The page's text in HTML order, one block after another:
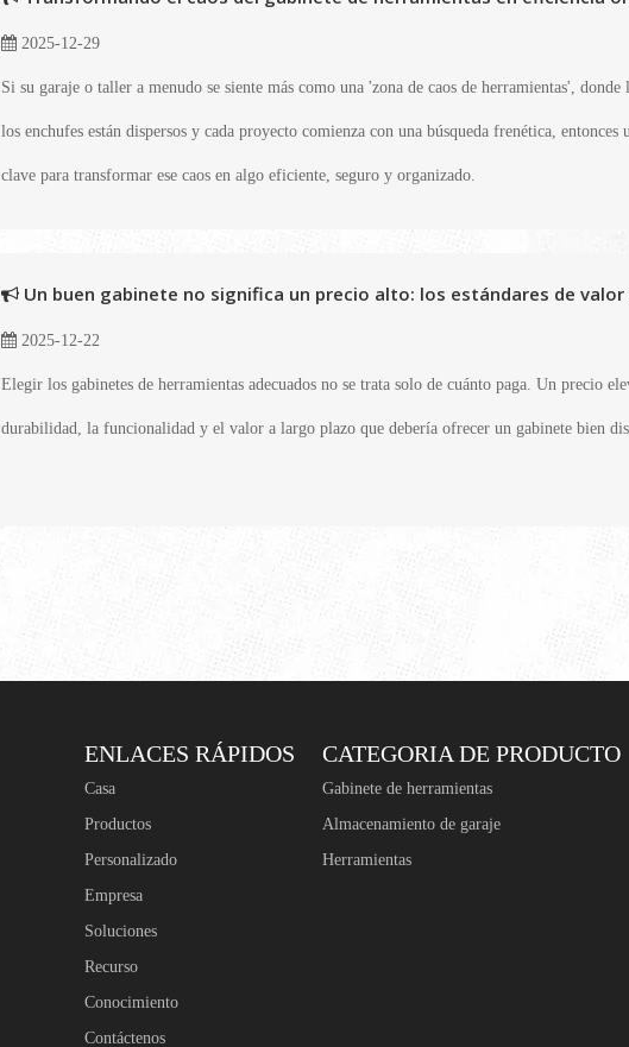
2025-12-29
Si su garaje o taller a menudo se siente más como una 'zona de caos de herramientas',
los enchufes están dispersos y cada proyecto comienza con una búsqueda frenética,
clave para transformar ese caos en algo eficiente, seguro y organizado.
Un buen gabinete no significa un precio alto: los estándares de
2025-12-22
Elegir los gabinetes de herramientas adecuados no se trata solo de cuánto paga. Un precio
durabilidad, la funcionalidad y el valor a largo plazo que debería ofrecer un gabinete bien
ENLACES RÁPIDOS
Casa
Productos
Personalizado
Empresa
Soluciones
Recurso
Conocimiento
Contáctenos
CATEGORIA DE PRODUCTO
Gabinete de herramientas
Almacenamiento de garaje
Herramientas